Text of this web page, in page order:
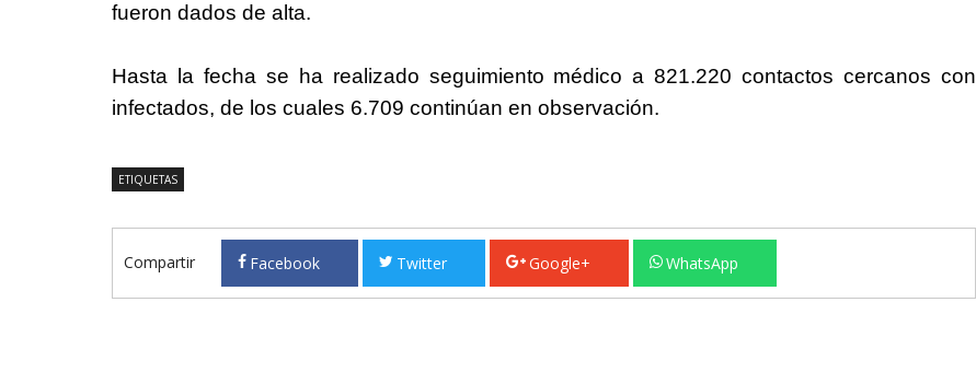
fueron dados de alta.
Hasta la fecha se ha realizado seguimiento médico a 821.220 contactos cercanos con
infectados, de los cuales 6.709 continúan en observación.
ETIQUETAS
Compartir Facebook Twitter Google+ WhatsApp